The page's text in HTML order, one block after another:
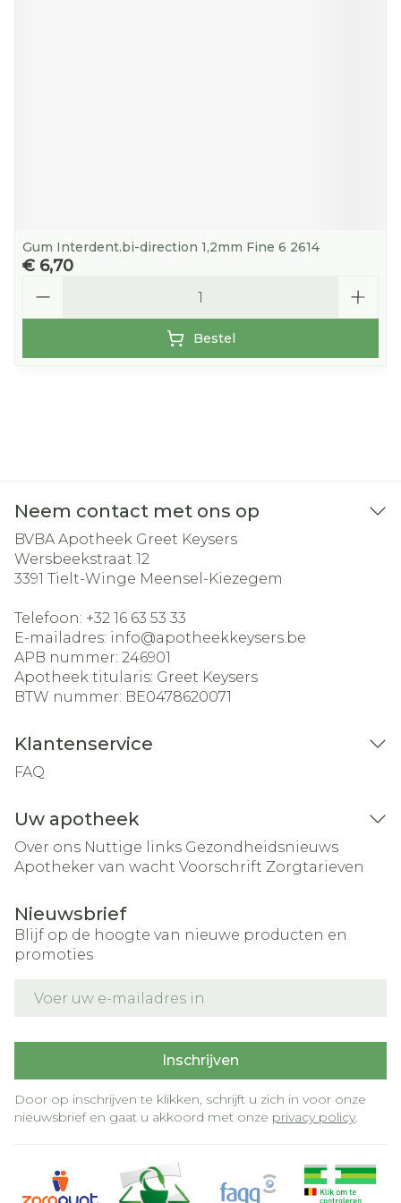
Gum Interdent.bi-direction 1,2mm Fine 6 2614
€ 6,70
Bestel
Neem contact met ons op
BVBA Apotheek Greet Keysers
Wersbeekstraat 12
3391 Tielt-Winge Meensel-Kiezegem
Telefoon: +32 16 63 53 33
E-mailadres: info@apotheekkeysers.be
APB nummer: 246901
Apotheek titularis: Greet Keysers
BTW nummer: BE0478620071
Klantenservice
FAQ
Uw apotheek
Over ons Nuttige links Gezondheidsnieuws
Apotheker van wacht Voorschrift Zorgtarieven
Nieuwsbrief
Blijf op de hoogte van nieuwe producten en
promoties
Inschrijven
Door op inschrijven te klikken, schrijft u zich in voor onze
nieuwsbrief en gaat u akkoord met onze privacy policy.